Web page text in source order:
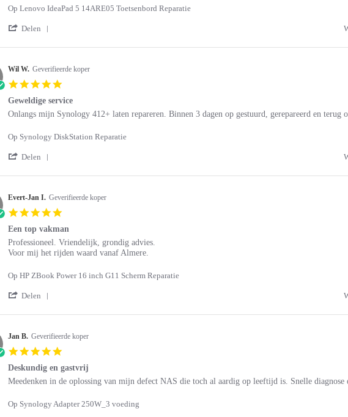
S.
3
2026
Op Lenovo IdeaPad 5 14ARE05 Toetsenbord Reparatie
Delen
Review
Jelle
S.
on
3
Aug
2026
Wil W. Geverifieerde koper
rating
Geweldige service
Review
Wil
on
Jul
review
Geweldige
Onlangs mijn Synology 412+ laten repareren. Binnen 3 dagen op gestuurd, gerepareerd en terug
Op Synology DiskStation Reparatie
Delen
Review
Wil
W.
on
4
Jul
2026
Evert-Jan I. Geverifieerde koper
rating
Een top vakman
Review
by
Jan
on
Jun
review
stating
top
Professioneel. Vriendelijk, grondig advies.
Voor mij het rijden waard vanaf Almere.
Op HP ZBook Power 16 inch G11 Scherm Reparatie
Delen
Review
Evert-
Jan
I.
on
Jan B. Geverifieerde koper
rating
Deskundig en gastvrij
Review
Jan
review
Deskundig
Meedenken in de oplossing van mijn defect NAS die toch al aardig op leeftijd is. Snelle
Op Synology Adapter 250W_3 voeding